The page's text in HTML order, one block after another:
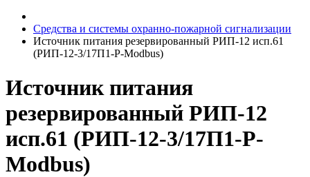
Средства и системы охранно-пожарной сигнализации
Источник питания резервированный РИП-12 исп.61
(РИП-12-3/17П1-Р-Modbus)
Источник питания
резервированный РИП-12
исп.61 (РИП-12-3/17П1-Р-
Modbus)